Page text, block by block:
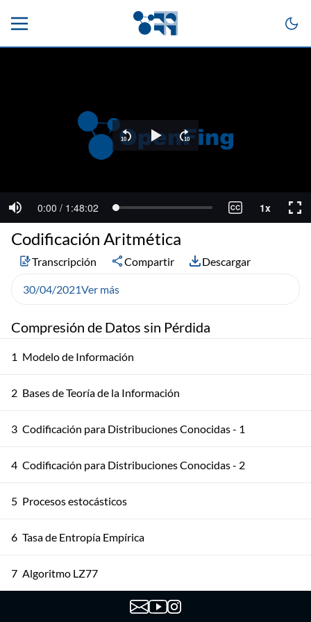
Compresión de Datos sin Pérdida
1 Modelo de Información
2 Bases de Teoría de la Información
3 Codificación para Distribuciones Conocidas - 1
4 Codificación para Distribuciones Conocidas - 2
5 Procesos estocásticos
6 Tasa de Entropía Empírica
7 Algoritmo LZ77
Codificación Aritmética
Transcripción Compartir Descargar
30/04/2021Ver más